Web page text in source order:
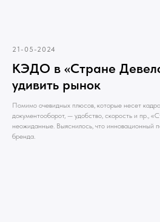
21-05-2024
КЭДО в «Стране
удивить рынок
Помимо очевидных плюсов, которые несет
документооборот, — удобство, скорость и пр.,
неожиданные. Выяснилось, что инновационный
бренда.